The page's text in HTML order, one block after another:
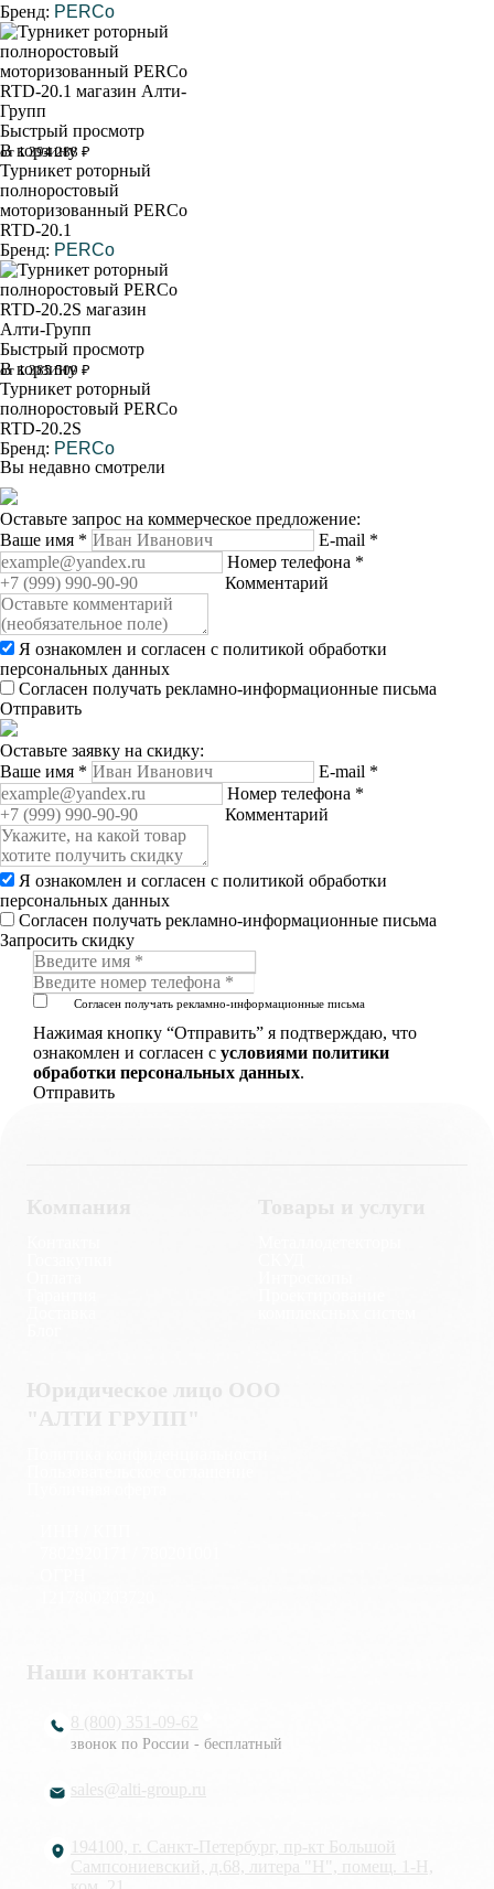
Бренд: PERCo
Быстрый просмотр
В корзину
от 1 394 288 ₽
Турникет роторный
полноростовый
моторизованный PERCo
RTD-20.1
Бренд: PERCo
Быстрый просмотр
В корзину
от 1 385 509 ₽
Турникет роторный
полноростовый PERCo
RTD-20.2S
Бренд: PERCo
Вы недавно смотрели
Оставьте запрос на коммерческое предложение:
Ваше имя * E-mail *
Номер телефона *
Комментарий
Я ознакомлен и согласен с политикой обработки
персональных данных
Согласен получать рекламно-информационные письма
Отправить
Оставьте заявку на скидку:
Ваше имя * E-mail *
Номер телефона *
Комментарий
Я ознакомлен и согласен с политикой обработки
персональных данных
Согласен получать рекламно-информационные письма
Запросить скидку
Согласен получать рекламно-информационные письма
Нажимая кнопку “Отправить” я подтверждаю, что
ознакомлен и согласен с условиями политики
обработки персональных данных.
Наши контакты
8 (800) 351-09-62
звонок по России - бесплатный
sales@alti-group.ru
194100, г. Санкт-Петербург, пр-кт Большой
Сампсониевский, д.68, литера "Н", помещ. 1-Н,